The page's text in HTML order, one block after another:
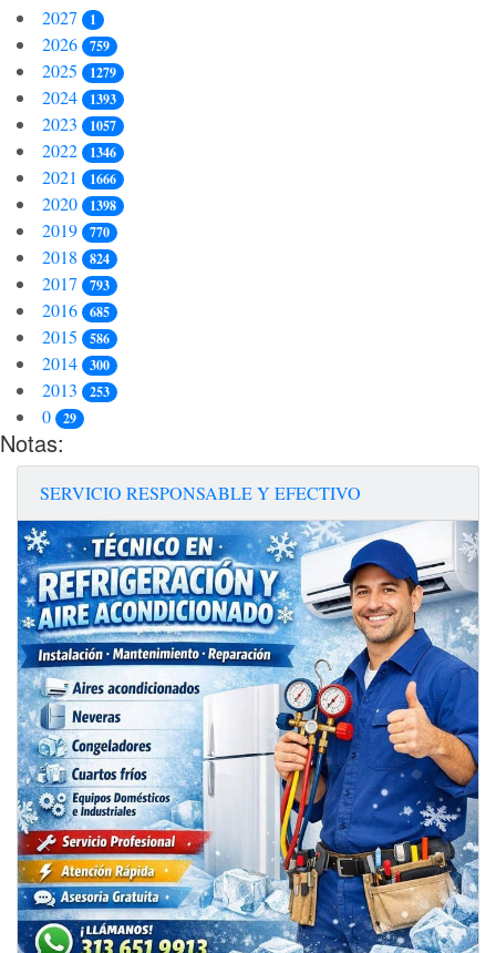
2027 1
2026 759
2025 1279
2024 1393
2023 1057
2022 1346
2021 1666
2020 1398
2019 770
2018 824
2017 793
2016 685
2015 586
2014 300
2013 253
0 29
Notas:
SERVICIO RESPONSABLE Y EFECTIVO